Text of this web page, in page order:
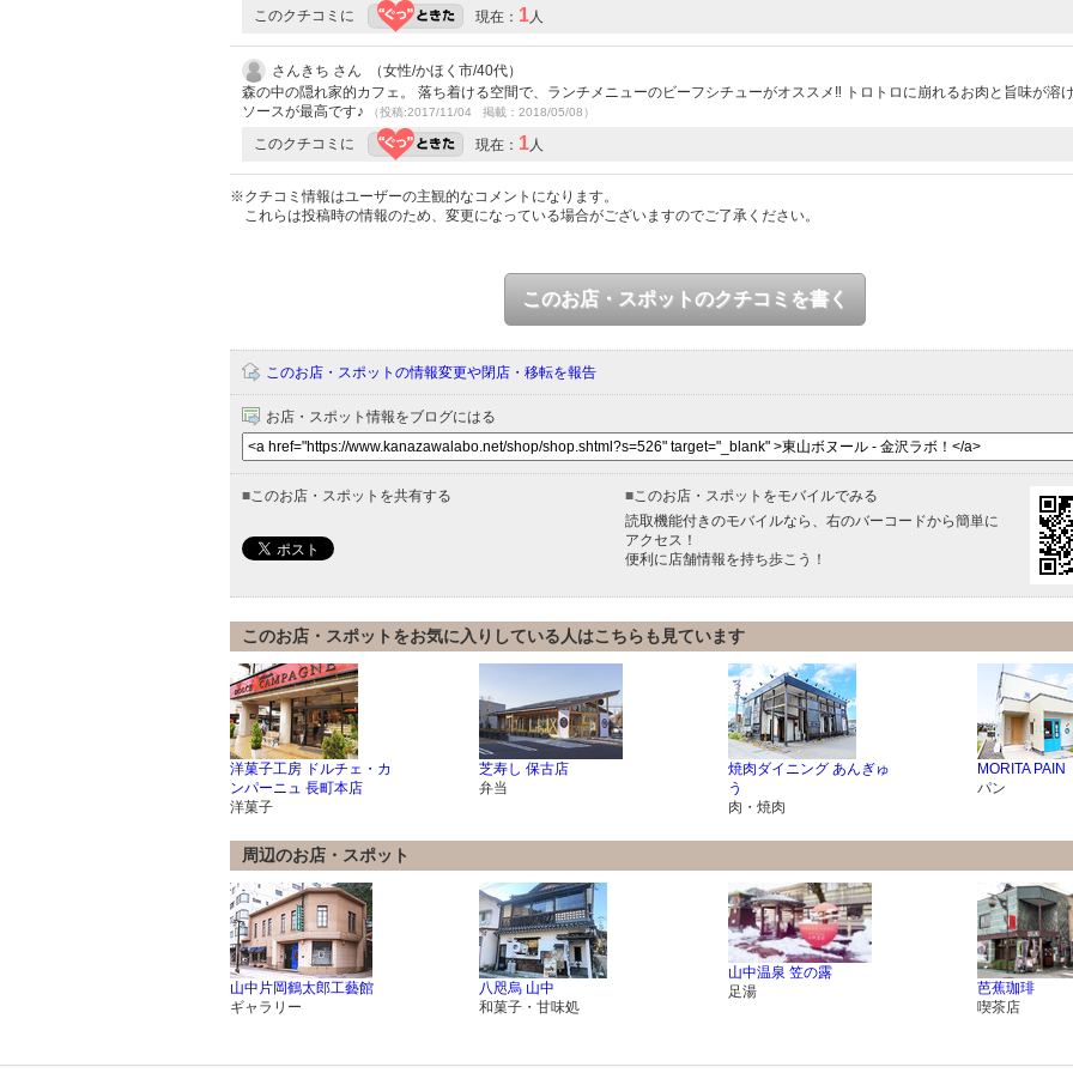
このクチコミに 現在： 1人
さんきち さん （女性/かほく市/40代）
森の中の隠れ家的カフェ。 落ち着ける空間で、ランチメニューのビーフシチューがオススメ‼ トロトロに崩れるお肉と旨味が溶
ソースが最高です♪
（投稿:2017/11/04 掲載：2018/05/08）
このクチコミに 現在： 1人
※クチコミ情報はユーザーの主観的なコメントになります。
これらは投稿時の情報のため、変更になっている場合がございますのでご了承ください。
このお店・スポットのクチコミを書く
このお店・スポットの情報変更や閉店・移転を報告
お店・スポット情報をブログにはる
■このお店・スポットを共有する ■このお店・スポットをモバイルでみる
読取機能付きのモバイルなら、右のバーコードから簡単に
アクセス！
便利に店舗情報を持ち歩こう！
このお店・スポットをお気に入りしている人はこちらも見ています
洋菓子工房 ドルチェ・カ
ンパーニュ 長町本店
洋菓子
芝寿し 保古店
弁当
焼肉ダイニング あんぎゅ
う
肉・焼肉
MORITA PAIN
パン
周辺のお店・スポット
山中片岡鶴太郎工藝館
ギャラリー
八咫烏 山中
和菓子・甘味処
山中温泉 笠の露
足湯
芭蕉珈琲
喫茶店